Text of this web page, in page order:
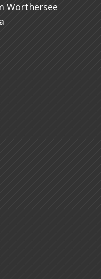
Wörthersee